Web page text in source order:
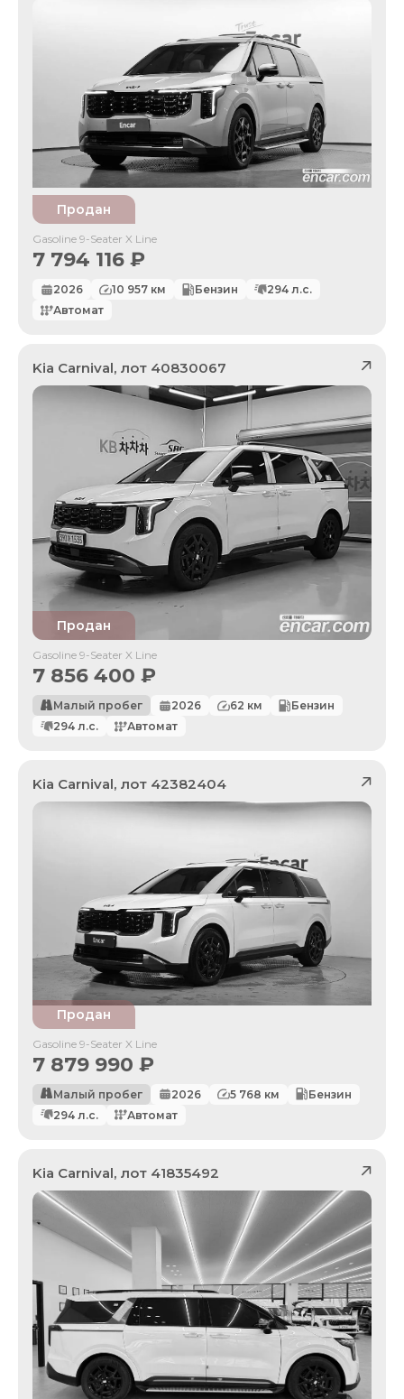
Продан
Gasoline 9-Seater X Line
7 794 116 ₽
2026 10 957 км Бензин 294 л.с.
Автомат
Kia Carnival, лот 40830067
Продан
Gasoline 9-Seater X Line
7 856 400 ₽
Малый пробег 2026 62 км
Бензин
294 л.с. Автомат
Kia Carnival, лот 42382404
Продан
Gasoline 9-Seater X Line
7 879 990 ₽
Малый пробег 2026 5 768 км
Бензин
294 л.с. Автомат
Kia Carnival, лот 41835492